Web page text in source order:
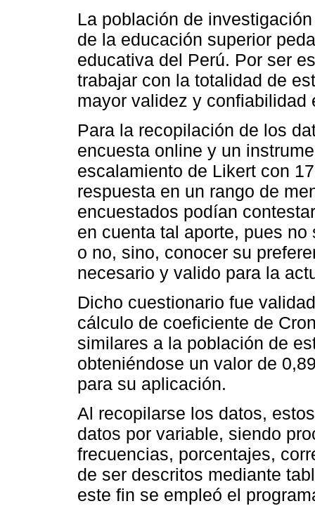
La población de
de la educación superior
educativa del Perú. Por ser
trabajar con la totalidad de
mayor validez y
Para la recopilación de los
encuesta online y un
escalamiento de Likert con
respuesta en un rango de
encuestados podían
en cuenta tal aporte, pues
o no, sino, conocer su
necesario y valido para la
Dicho cuestionario fue
cálculo de coeficiente de
similares a la población de
obteniéndose un valor de
para su aplicación.
Al recopilarse los datos,
datos por variable, siendo
frecuencias, porcentajes,
de ser descritos mediante
este fin se empleó el